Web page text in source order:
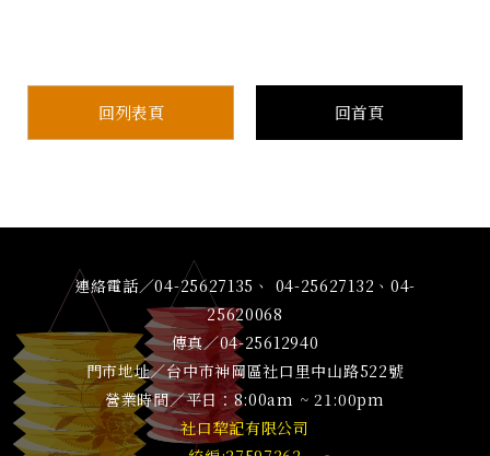
回列表頁 回首頁
連絡電話／04-25627135、 04-25627132、04-
25620068
傳真／04-25612940
門市地址／台中市神岡區社口里中山路522號
營業時間／平日：8:00am ~ 21:00pm
社口犂記有限公司